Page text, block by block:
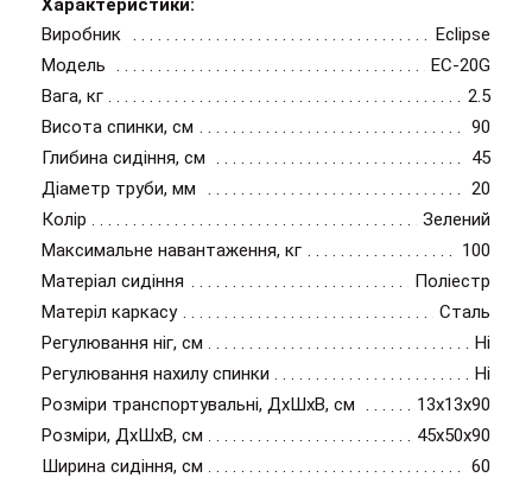
Характеристики:
Виробник
Eclipse
Модель
EC-20G
Вага, кг
2.5
Висота спинки, см
90
Глибина сидіння, см
45
Діаметр труби, мм
20
Колір
Зелений
Максимальне навантаження, кг
100
Матеріал сидіння
Поліестр
Матеріл каркасу
Сталь
Регулювання ніг, см
Ні
Регулювання нахилу спинки
Ні
Розміри транспортувальні, ДхШхВ, см
13x13x90
Розміри, ДхШхВ, см
45x50x90
Ширина сидіння, см
60